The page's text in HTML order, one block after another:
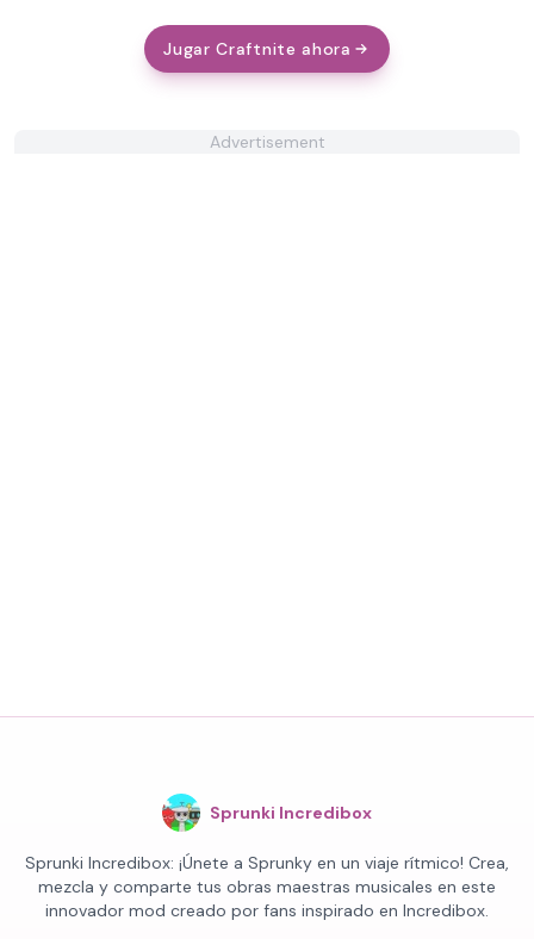
Jugar Craftnite ahora
Advertisement
Sprunki Incredibox
Sprunki Incredibox: ¡Únete a Sprunky en un viaje rítmico! Crea,
mezcla y comparte tus obras maestras musicales en este
innovador mod creado por fans inspirado en Incredibox.